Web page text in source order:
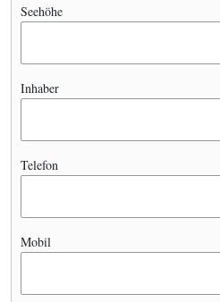
Seehöhe
Inhaber
Telefon
Mobil